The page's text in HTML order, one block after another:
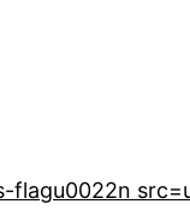
flagu0022n